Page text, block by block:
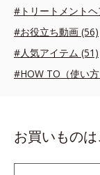
#トリートメント
#お役立ち動画 (56)
#人気アイテム (51)
#HOW TO（使い
お買いもの